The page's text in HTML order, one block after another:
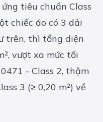
tiêu chuẩn Class
chiếc áo có 3 dải
trên, thì tổng diện
vượt xa mức tối
- Class 2, thậm
3 (≥ 0,20 m²) về